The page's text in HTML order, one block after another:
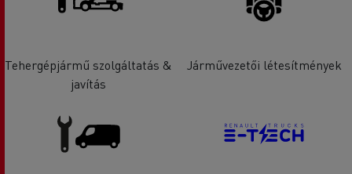
Tehergépjármű szolgáltatás &
javítás
Járművezetői létesítmények